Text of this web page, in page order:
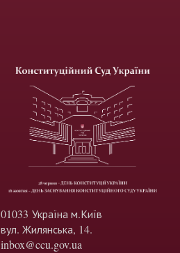
01033 Україна м.Київ
вул. Жилянська, 14.
inbox@ccu.gov.ua